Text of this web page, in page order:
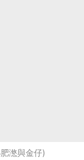
滺與金仔